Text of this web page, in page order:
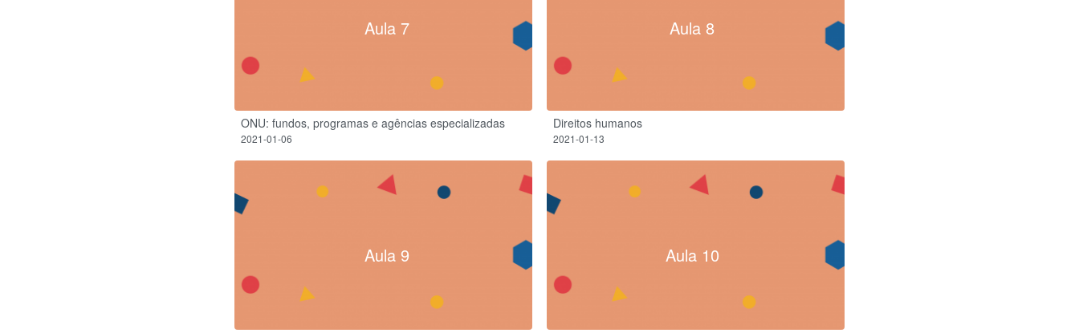
Aula 7
ONU: fundos, programas e agências especializadas
2021-01-06
Aula 8
Direitos humanos
2021-01-13
Aula 9 Aula 10